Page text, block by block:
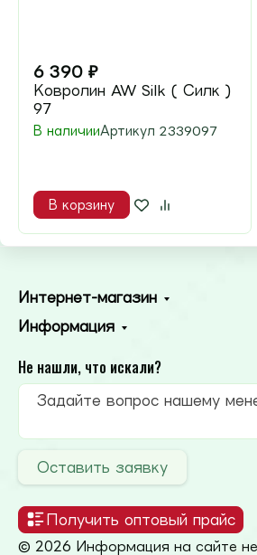
6 390 ₽
Ковролин AW Silk ( Силк )
97
В наличииАртикул 2339097
В корзину
Интернет-магазин
Информация
Не нашли, что искали?
Оставить заявку
Получить оптовый прайс
© 2026 Информация на сайте не